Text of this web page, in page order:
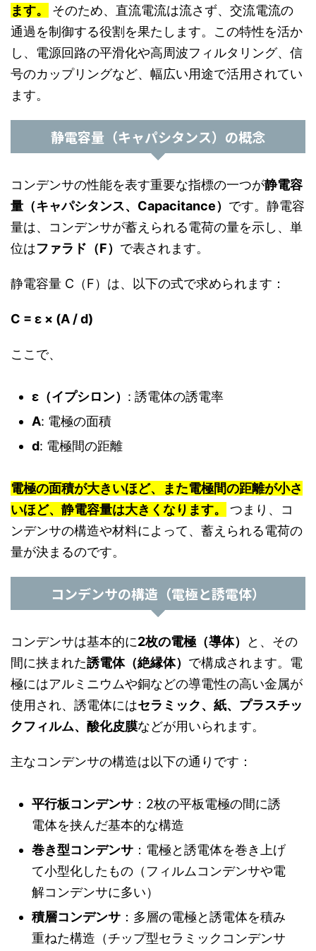
ます。
そのため、直流電流は流さず、交流電流の
通過を制御する役割を果たします。この特性を活か
し、電源回路の平滑化や高周波フィルタリング、信
号のカップリングなど、幅広い用途で活用されてい
ます。
静電容量（キャパシタンス）の概念
コンデンサの性能を表す重要な指標の一つが静電容
量（キャパシタンス、Capacitance） です。静電容
量は、コンデンサが蓄えられる電荷の量を示し、単
位はファラド（F） で表されます。
静電容量 C（F）は、以下の式で求められます：
C = ε × (A / d)
ここで、
ε（イプシロン） : 誘電体の誘電率
A: 電極の面積
d: 電極間の距離
電極の面積が大きいほど、また電極間の距離が小さ
いほど、静電容量は大きくなります。
つまり、コ
ンデンサの構造や材料によって、蓄えられる電荷の
量が決まるのです。
コンデンサの構造（電極と誘電体）
コンデンサは基本的に2枚の電極（導体）
と、その
間に挟まれた誘電体（絶縁体） で構成されます。電
極にはアルミニウムや銅などの導電性の高い金属が
使用され、誘電体にはセラミック、紙、プラスチッ
クフィルム、酸化皮膜などが用いられます。
主なコンデンサの構造は以下の通りです：
平行板コンデンサ ：2枚の平板電極の間に誘
電体を挟んだ基本的な構造
巻き型コンデンサ ：電極と誘電体を巻き上げ
て小型化したもの（フィルムコンデンサや電
解コンデンサに多い）
積層コンデンサ ：多層の電極と誘電体を積み
重ねた構造（チップ型セラミックコンデンサ